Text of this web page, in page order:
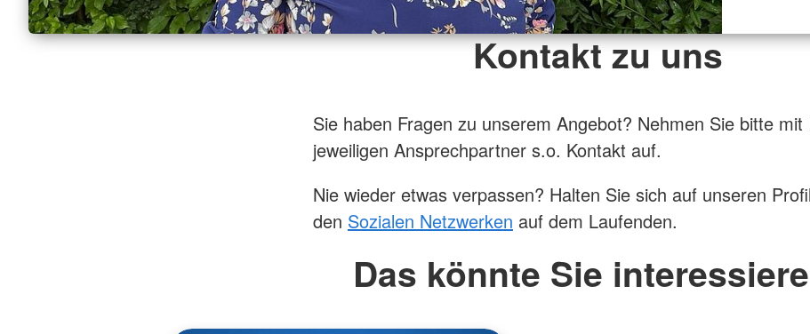
Kontakt zu uns
Sie haben Fragen zu unserem Angebot? Nehmen Sie bitte mit
jeweiligen Ansprechpartner s.o. Kontakt auf.
Nie wieder etwas verpassen? Halten Sie sich auf unseren
den Sozialen Netzwerken auf dem Laufenden.
Das könnte Sie